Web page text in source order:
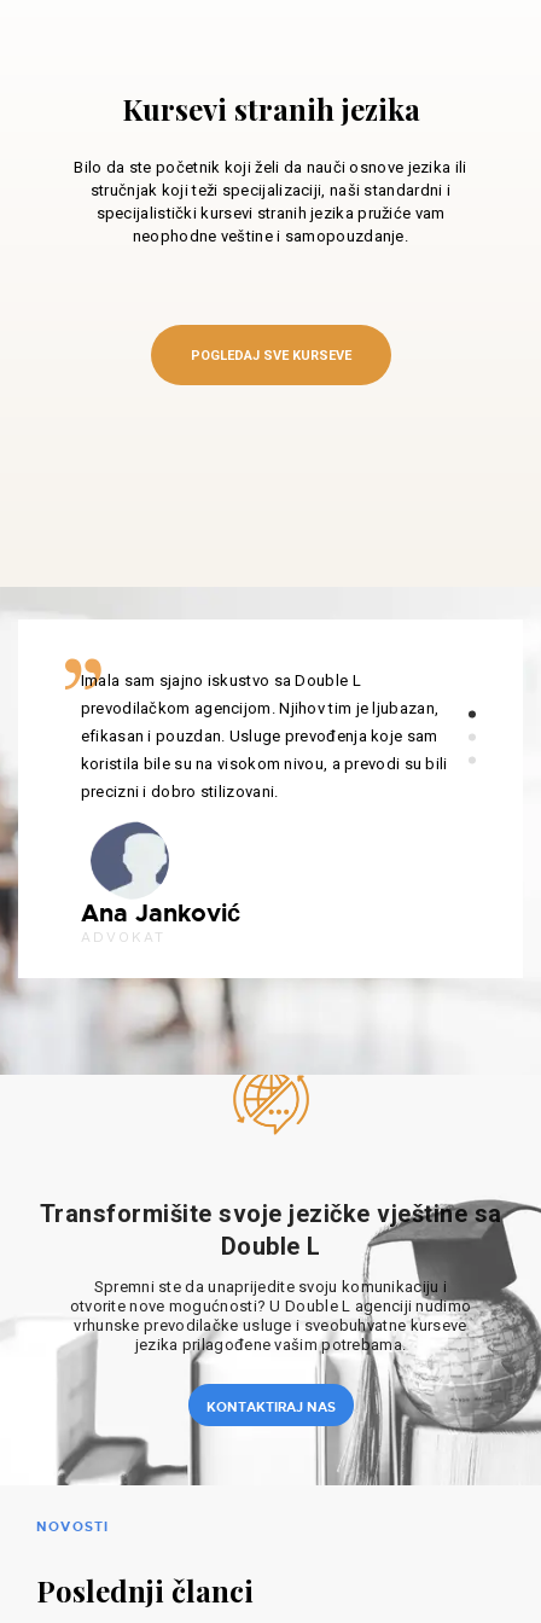
Kursevi stranih jezika
Bilo da ste početnik koji želi da nauči osnove jezika ili
stručnjak koji teži specijalizaciji, naši standardni i
specijalistički kursevi stranih jezika pružiće vam
neophodne veštine i samopouzdanje.
POGLEDAJ SVE KURSEVE
Imala sam sjajno iskustvo sa Double L
prevodilačkom agencijom. Njihov tim je ljubazan,
efikasan i pouzdan. Usluge prevođenja koje sam
koristila bile su na visokom nivou, a prevodi su bili
precizni i dobro stilizovani.
Ana Janković
ADVOKAT
Transformišite svoje jezičke vještine sa
Double L
Spremni ste da unaprijedite svoju komunikaciju i
otvorite nove mogućnosti? U Double L agenciji nudimo
vrhunske prevodilačke usluge i sveobuhvatne kurseve
jezika prilagođene vašim potrebama.
KONTAKTIRAJ NAS
NOVOSTI
Poslednji članci